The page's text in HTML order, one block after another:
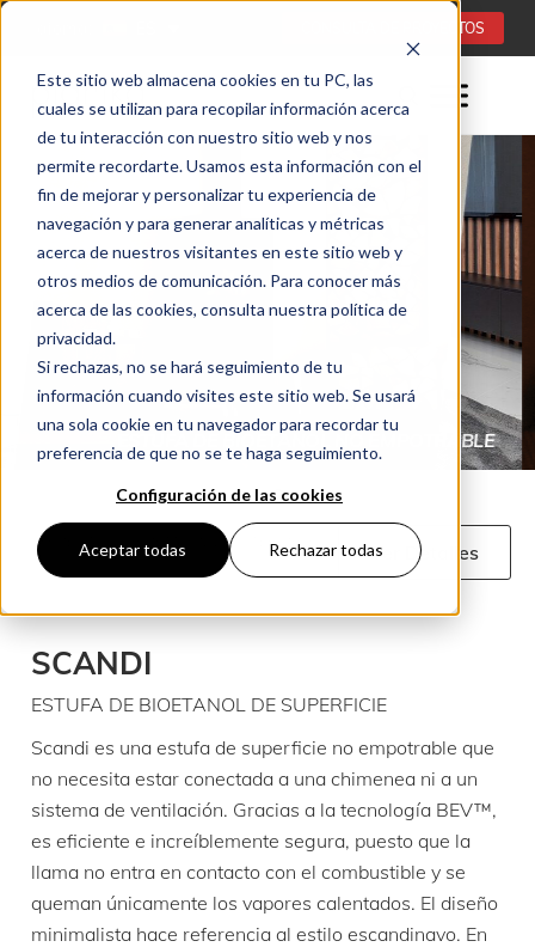
Este sitio web almacena cookies en tu PC, las
cuales se utilizan para recopilar información acerca
de tu interacción con nuestro sitio web y nos
permite recordarte. Usamos esta información con el
fin de mejorar y personalizar tu experiencia de
navegación y para generar analíticas y métricas
acerca de nuestros visitantes en este sitio web y
otros medios de comunicación. Para conocer más
acerca de las cookies, consulta nuestra política de
privacidad.
Si rechazas, no se hará seguimiento de tu
información cuando visites este sitio web. Se usará
una sola cookie en tu navegador para recordar tu
preferencia de que no se te haga seguimiento.
Configuración de las cookies
Aceptar todas Rechazar todas
CONSULTA DE PROYECTOS
ESTUFA DE BIOETANOL NO EMPOTRABLE
Ver Detalles
CHIMENAS DE BIOETANOL DE INTERIOR (ES) SCANDI (ES)
SCANDI
ESTUFA DE BIOETANOL DE SUPERFICIE
Scandi es una estufa de superficie no empotrable que
no necesita estar conectada a una chimenea ni a un
sistema de ventilación. Gracias a la tecnología BEV™,
es eficiente e increíblemente segura, puesto que la
llama no entra en contacto con el combustible y se
queman únicamente los vapores calentados. El diseño
minimalista hace referencia al estilo escandinavo. En